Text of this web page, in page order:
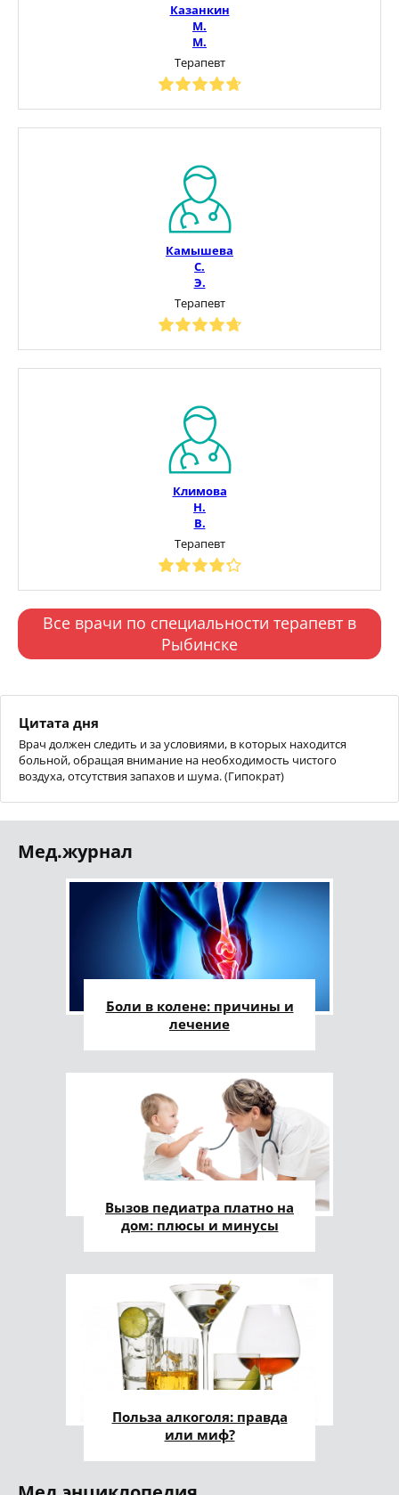
Казанкин
М.
М.
Терапевт
Камышева
С.
Э.
Терапевт
Климова
Н.
В.
Терапевт
Все врачи по специальности терапевт в
Рыбинске
Цитата дня
Врач должен следить и за условиями, в которых находится
больной, обращая внимание на необходимость чистого
воздуха, отсутствия запахов и шума. (Гипократ)
Мед.журнал
Боли в колене: причины и
лечение
Вызов педиатра платно на
дом: плюсы и минусы
Польза алкоголя: правда
или миф?